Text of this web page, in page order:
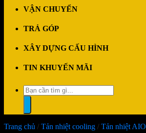
VẬN CHUYỂN
TRẢ GÓP
XÂY DỰNG CẤU HÌNH
TIN KHUYẾN MÃI
Tìm
kiếm:
Trang chủ / Tản nhiệt cooling / Tản nhiệt AIO